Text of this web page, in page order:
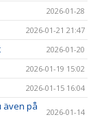
2026-01-28
2026-01-21 21:47
2026-01-20
2026-01-19 15:02
2026-01-15 16:04
även på
2026-01-14